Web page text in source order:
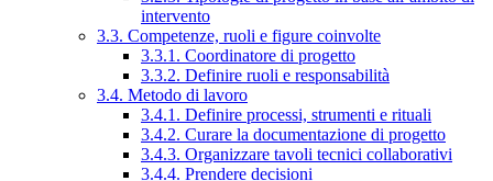
intervento
3.3. Competenze, ruoli e figure coinvolte
3.3.1. Coordinatore di progetto
3.3.2. Definire ruoli e responsabilità
3.4. Metodo di lavoro
3.4.1. Definire processi, strumenti e rituali
3.4.2. Curare la documentazione di progetto
3.4.3. Organizzare tavoli tecnici collaborativi
3.4.4. Prendere decisioni